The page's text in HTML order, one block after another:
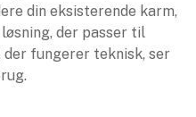
din eksisterende karm,
der passer til
fungerer teknisk, ser